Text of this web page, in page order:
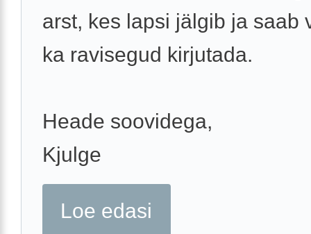
arst, kes lapsi jälgib ja saab
ka ravisegud kirjutada.
Heade soovidega,
Kjulge
Loe edasi